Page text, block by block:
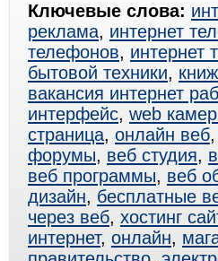
Ключевые слова:
реклама, интернет
телефонов, интернет
бытовой техники,
вакансия интернет
интерфейс, web
страница, онлайн веб
форумы, веб студия,
веб программы, веб
дизайн, бесплатные
через веб, хостинг
интернет, онлайн,